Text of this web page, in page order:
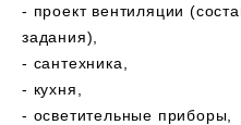
- проект вентиляции
задания),
- сантехника,
- кухня,
- осветительные приборы,